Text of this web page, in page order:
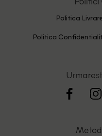
Politica
Politica